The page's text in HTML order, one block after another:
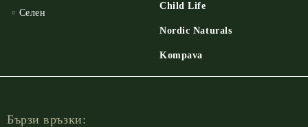
Селен
Child Life
Nordic Naturals
Kompava
Бързи връзки: